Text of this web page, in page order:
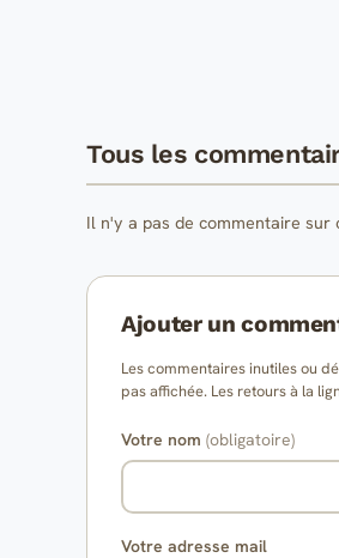
Tous les
Il n'y a pas de commentaire sur
Ajouter un
Les commentaires inutiles ou
pas affichée. Les retours à la
Votre nom (obligatoire)
Votre adresse mail